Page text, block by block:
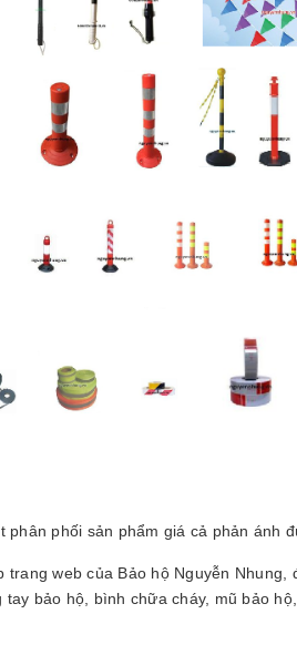
phân phối sản phẩm giá cả phản ánh
trang web của Bảo hộ Nguyễn
bảo hộ, bình chữa cháy, mũ bảo